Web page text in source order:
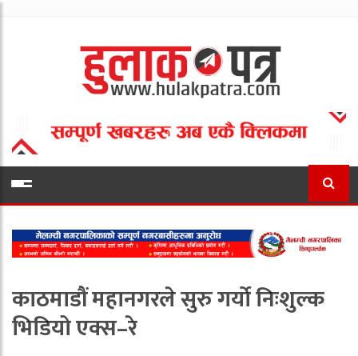
काठमाडौं महानगरले सुरु गर्याे निःशुल्क
भिडियो एक्स–रे